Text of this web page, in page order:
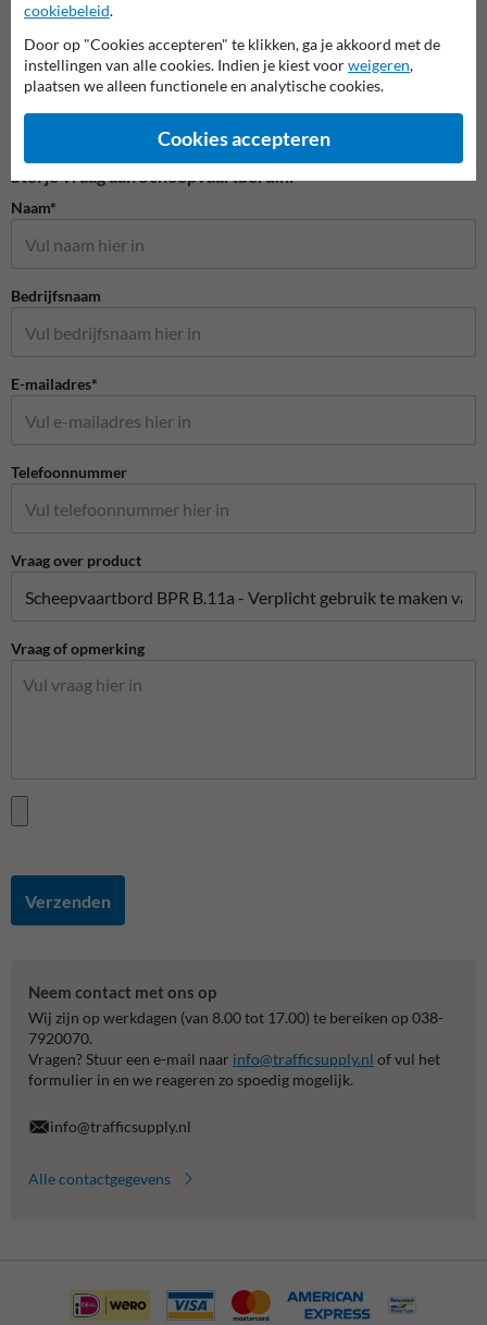
Stel je vraag aan Scheepvaartbord.nl
Naam*
Bedrijfsnaam
E-mailadres*
Telefoonnummer
Vraag over product
Vraag of opmerking
Verzenden
Neem contact met ons op
Wij zijn op werkdagen (van 8.00 tot 17.00) te bereiken op 038-
7920070.
Vragen? Stuur een e-mail naar info@trafficsupply.nl of vul het
formulier in en we reageren zo spoedig mogelijk.
info@trafficsupply.nl
Alle contactgegevens
cookiebeleid.
Door op "Cookies accepteren" te klikken, ga je akkoord met de
instellingen van alle cookies. Indien je kiest voorweigeren,
plaatsen we alleen functionele en analytische cookies.
Cookies accepteren